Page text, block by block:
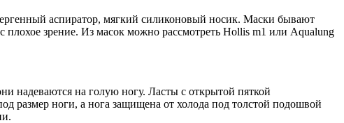
аспиратор, мягкий силиконовый носик. Маски бывают
зрение. Из масок можно рассмотреть Hollis m1 или Aqualung
надеваются на голую ногу. Ласты с открытой пяткой
размер ноги, а нога защищена от холода под толстой подошвой